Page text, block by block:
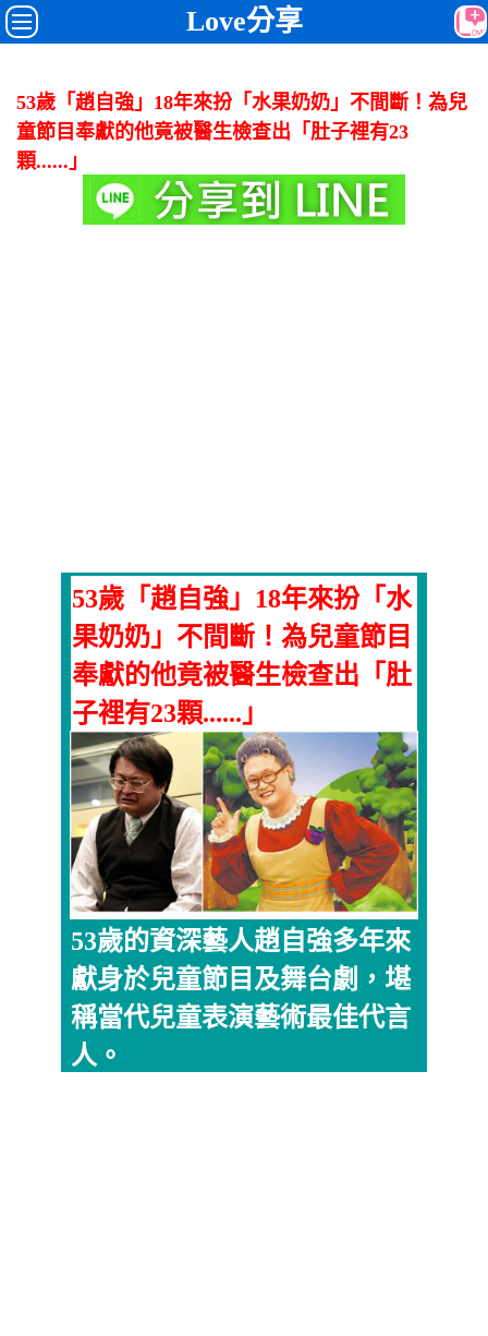
Love分享
53歲「趙自強」18年來扮「水果奶奶」不間斷！為兒
童節目奉獻的他竟被醫生檢查出「肚子裡有23
顆......」
53歲「趙自強」18年來扮「水
果奶奶」不間斷！為兒童節目
奉獻的他竟被醫生檢查出「肚
子裡有23顆......」
53歲的資深藝人趙自強多年來
獻身於兒童節目及舞台劇，堪
稱當代兒童表演藝術最佳代言
人。